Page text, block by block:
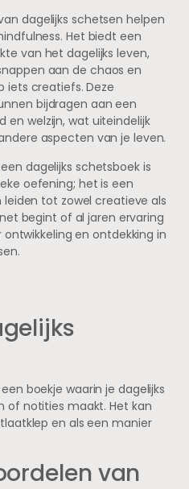
dagelijks schetsen helpen
Het biedt een
van het dagelijks leven,
aan de chaos en
iets creatiefs. Deze
bijdragen aan een
en welzijn, wat uiteindelijk
aspecten van je leven.
dagelijks schetsboek is
oefening; het is een
leiden tot zowel creatieve als
begint of al jaren ervaring
en ontdekking in
boekje waarin je dagelijks
of notities maakt. Het kan
en als een manier
van